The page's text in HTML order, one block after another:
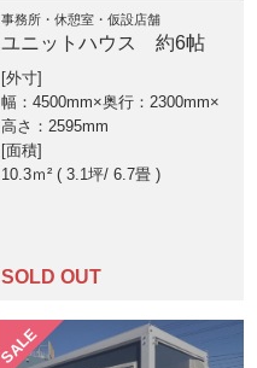
事務所・休憩室・仮設店舗
ユニットハウス 約6帖
外寸
幅：4500mm×奥行：2300mm×
高さ：2595mm
面積
10.3ｍ² ( 3.1坪 6.7畳 )
SOLD OUT
SALE